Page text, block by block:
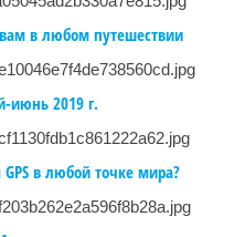
в любом путешествии
июнь 2019 г.
в любой точке мира?